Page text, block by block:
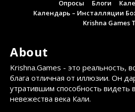
Опросы
Блоги
Календарь – Инсталляции
Krishna Games
About
Krishna.Games - это реальность,
блага отличная от иллюзии. Он
утратившим способность видеть
невежества века Кали.